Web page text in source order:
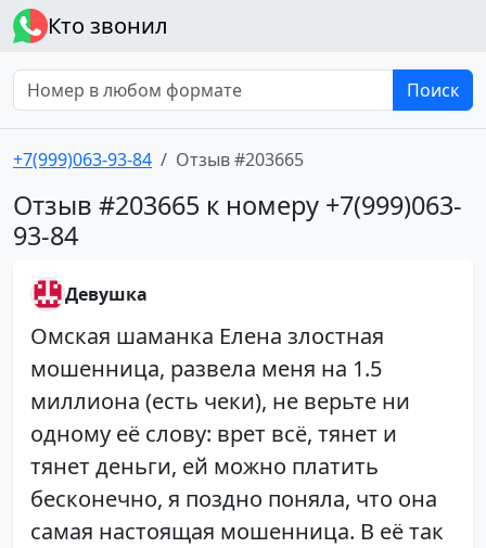
Кто звонил
Поиск
+7(999)063-93-84 Отзыв #203665
Отзыв #203665 к номеру +7(999)063-
93-84
Девушка
Омская шаманка Елена злостная
мошенница, развела меня на 1.5
миллиона (есть чеки), не верьте ни
одному её слову: врет всё, тянет и
тянет деньги, ей можно платить
бесконечно, я поздно поняла, что она
самая настоящая мошенница. В её так